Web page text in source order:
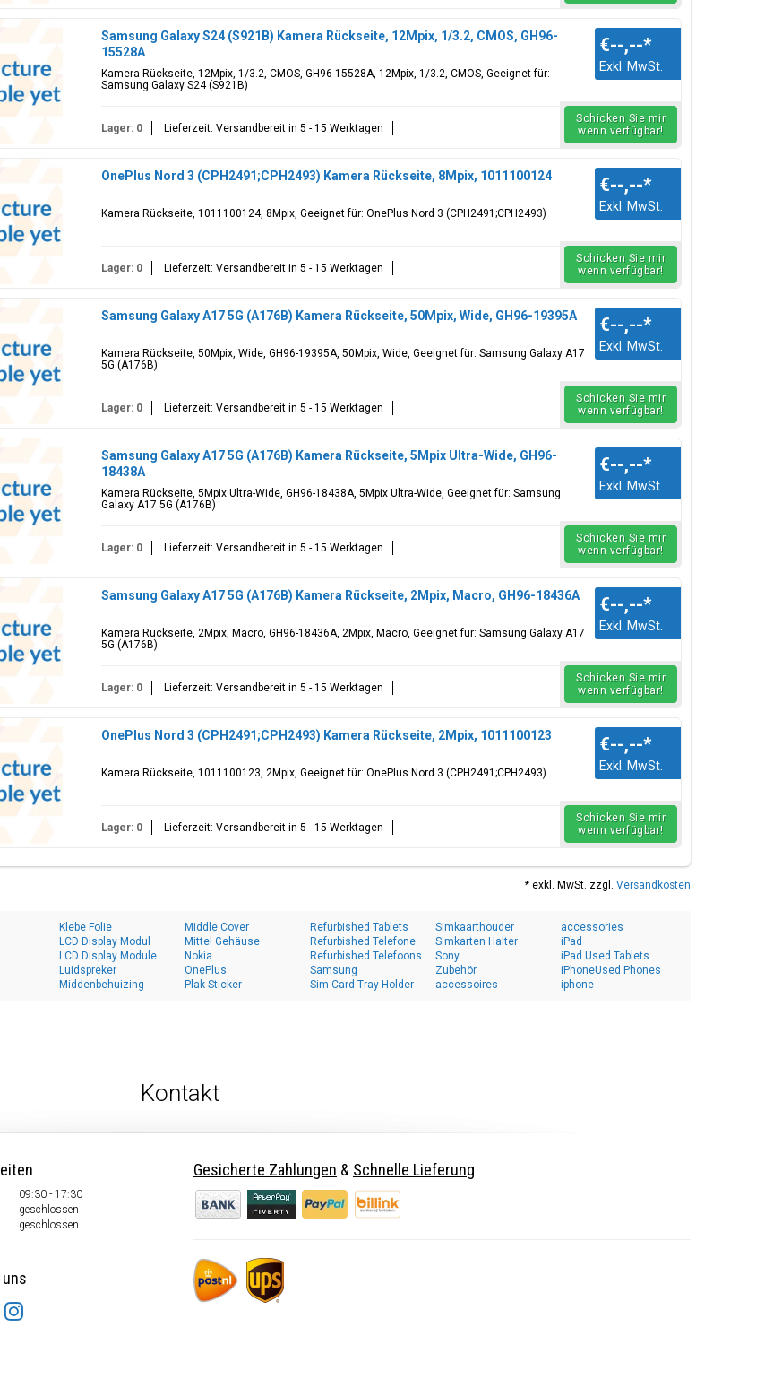
Samsung Galaxy S24 (S921B) Kamera Rückseite, 12Mpix, 1/3.2, CMOS, GH96-
15528A
Kamera Rückseite, 12Mpix, 1/3.2, CMOS, GH96-15528A, 12Mpix, 1/3.2, CMOS, Geeignet für:
Samsung Galaxy S24 (S921B)
€--,--*
Exkl. MwSt.
Lager: 0 Lieferzeit: Versandbereit in 5 - 15 Werktagen
Schicken Sie mir
wenn verfügbar!
OnePlus Nord 3 (CPH2491;CPH2493) Kamera Rückseite, 8Mpix, 1011100124
Kamera Rückseite, 1011100124, 8Mpix, Geeignet für: OnePlus Nord 3 (CPH2491;CPH2493)
€--,--*
Exkl. MwSt.
Lager: 0 Lieferzeit: Versandbereit in 5 - 15 Werktagen
Schicken Sie mir
wenn verfügbar!
Samsung Galaxy A17 5G (A176B) Kamera Rückseite, 50Mpix, Wide, GH96-19395A
Kamera Rückseite, 50Mpix, Wide, GH96-19395A, 50Mpix, Wide, Geeignet für: Samsung Galaxy A17
5G (A176B)
€--,--*
Exkl. MwSt.
Lager: 0 Lieferzeit: Versandbereit in 5 - 15 Werktagen
Schicken Sie mir
wenn verfügbar!
Samsung Galaxy A17 5G (A176B) Kamera Rückseite, 5Mpix Ultra-Wide, GH96-
18438A
Kamera Rückseite, 5Mpix Ultra-Wide, GH96-18438A, 5Mpix Ultra-Wide, Geeignet für: Samsung
Galaxy A17 5G (A176B)
€--,--*
Exkl. MwSt.
Lager: 0 Lieferzeit: Versandbereit in 5 - 15 Werktagen
Schicken Sie mir
wenn verfügbar!
Samsung Galaxy A17 5G (A176B) Kamera Rückseite, 2Mpix, Macro, GH96-18436A
Kamera Rückseite, 2Mpix, Macro, GH96-18436A, 2Mpix, Macro, Geeignet für: Samsung Galaxy A17
5G (A176B)
€--,--*
Exkl. MwSt.
Lager: 0 Lieferzeit: Versandbereit in 5 - 15 Werktagen
Schicken Sie mir
wenn verfügbar!
OnePlus Nord 3 (CPH2491;CPH2493) Kamera Rückseite, 2Mpix, 1011100123
Kamera Rückseite, 1011100123, 2Mpix, Geeignet für: OnePlus Nord 3 (CPH2491;CPH2493)
€--,--*
Exkl. MwSt.
Lager: 0 Lieferzeit: Versandbereit in 5 - 15 Werktagen
Schicken Sie mir
wenn verfügbar!
* exkl. MwSt. zzgl. Versandkosten
Klebe Folie
LCD Display Modul
LCD Display Module
Luidspreker
Middenbehuizing
Middle Cover
Mittel Gehäuse
Nokia
OnePlus
Plak Sticker
Refurbished Tablets
Refurbished Telefone
Refurbished Telefoons
Samsung
Sim Card Tray Holder
Simkaarthouder
Simkarten Halter
Sony
Zubehör
accessoires
accessories
iPad
iPad Used Tablets
iPhoneUsed Phones
iphone
Kontakt
09:30 - 17:30
geschlossen
geschlossen
uns
Gesicherte Zahlungen & Schnelle Lieferung